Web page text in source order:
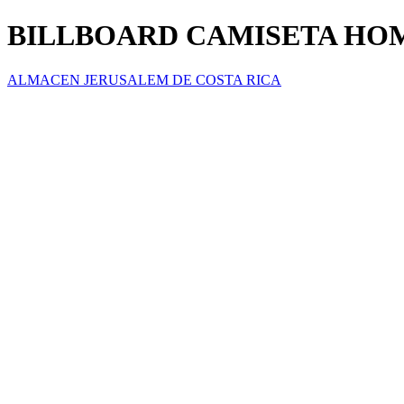
BILLBOARD CAMISETA
ALMACEN JERUSALEM DE COSTA RICA